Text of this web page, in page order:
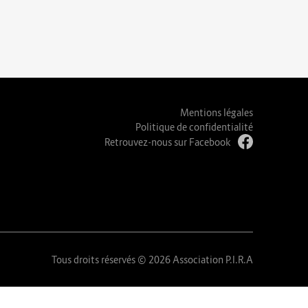
Mentions légales
Politique de confidentialité
Retrouvez-nous sur Facebook
Tous droits réservés © 2026 Association P.I.R.A